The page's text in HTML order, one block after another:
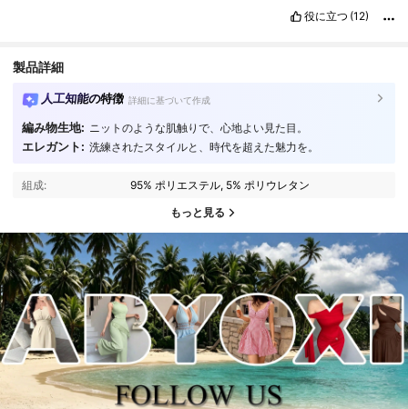
役に立つ (12)
製品詳細
人工知能の特徴 詳細に基づいて作成
編み物生地: ニットのような肌触りで、心地よい見た目。
エレガント: 洗練されたスタイルと、時代を超えた魅力を。
組成: 95% ポリエステル, 5% ポリウレタン
もっと見る
4.83 24K フォロワー